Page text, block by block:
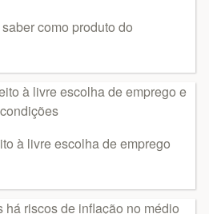
como produto do
à livre escolha de emprego